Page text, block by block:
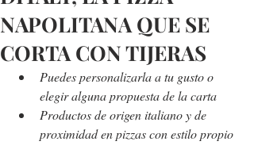
NAPOLITANA QUE SE
CORTA CON TIJERAS
Puedes personalizarla a tu gusto o
elegir alguna propuesta de la carta
Productos de origen italiano y de
proximidad en pizzas con estilo propio